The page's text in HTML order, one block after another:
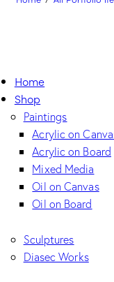
Home
Shop
Paintings
Acrylic on
Acrylic on Board
Mixed Media
Oil on Canvas
Oil on Board
Sculptures
Diasec Works